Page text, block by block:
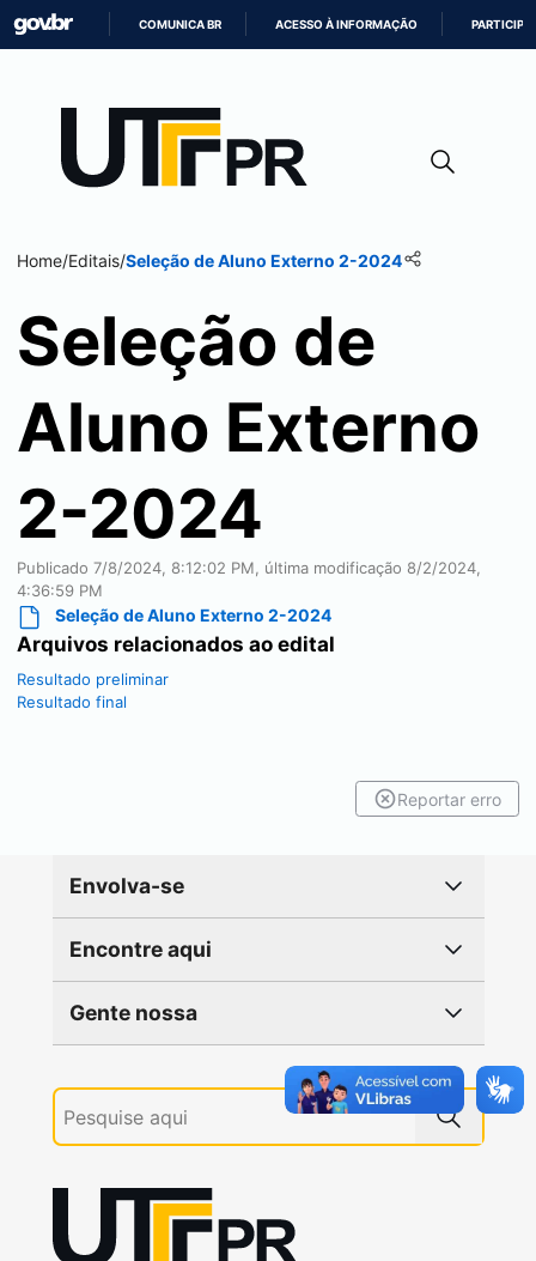
CONTEÚDO
COMUNICA BR ACESSO À INFORMAÇÃO PARTICIPE
Home/Editais/Seleção de Aluno Externo 2-2024
Seleção de
Aluno Externo
2-2024
Publicado 7/8/2024, 8:12:02 PM , última modificação 8/2/2024,
4:36:59 PM
Seleção de Aluno Externo 2-2024
Arquivos relacionados ao edital
Resultado preliminar
Resultado final
Reportar erro
Envolva-se
Encontre aqui
Gente nossa